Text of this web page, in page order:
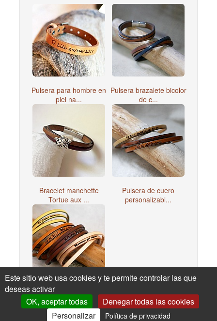
Pulsera para hombre en
piel na...
Pulsera brazalete bicolor
de c...
Bracelet manchette
Tortue aux ...
Pulsera de cuero
personalizabl...
Pulsera de cuero de 3
vueltas ...
Este sitio web usa cookies y te permite controlar las que
deseas activar
OK, aceptar todas
Denegar todas las cookies
Personalizar
Política de privacidad